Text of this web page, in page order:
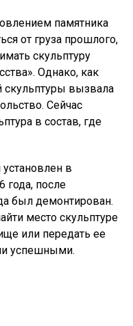
памятника
от груза прошлого,
скульптуру
Однако, как
скульптуры вызвала
Сейчас
в состав, где
в
года, после
был демонтирован.
место скульптуре
или передать ее
успешными.